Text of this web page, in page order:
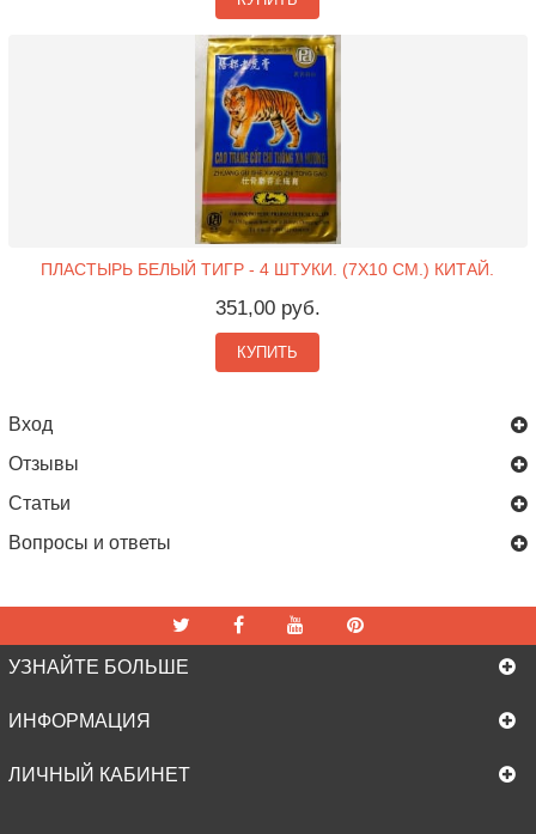
ПЛАСТЫРЬ БЕЛЫЙ ТИГР - 4 ШТУКИ. (7X10 СМ.) КИТАЙ.
351,00 руб.
КУПИТЬ
Вход
Отзывы
Статьи
Вопросы и ответы
УЗНАЙТЕ БОЛЬШЕ
ИНФОРМАЦИЯ
ЛИЧНЫЙ КАБИНЕТ